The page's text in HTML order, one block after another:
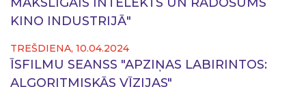
KINO INDUSTRIJĀ"
TREŠDIENA, 10.04.2024
ĪSFILMU SEANSS "APZIŅAS LABIRINTOS:
ALGORITMISKĀS VĪZIJAS"